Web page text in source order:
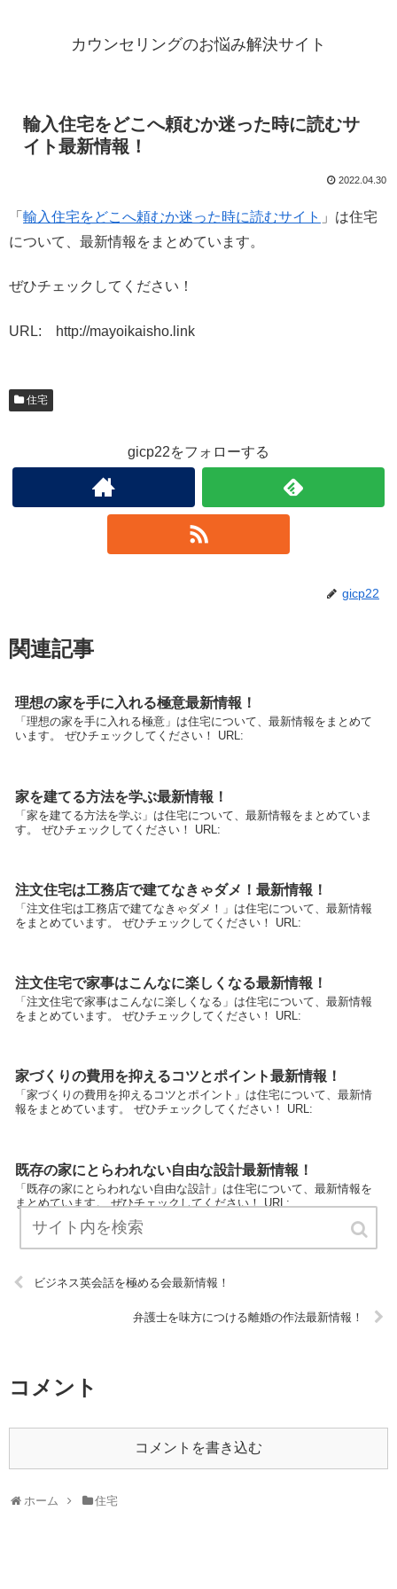
カウンセリングのお悩み解決サイト
輸入住宅をどこへ頼むか迷った時に読むサ
イト最新情報！
2022.04.30
「 輸入住宅をどこへ頼むか迷った時に読むサイト 」は住宅
について、最新情報をまとめています。
ぜひチェックしてください！
URL: http://mayoikaisho.link
住宅
gicp22をフォローする
gicp22
関連記事
理想の家を手に入れる極意最新情報！
「理想の家を手に入れる極意」は住宅について、最新情報をまとめて
います。 ぜひチェックしてください！ URL:
家を建てる方法を学ぶ最新情報！
「家を建てる方法を学ぶ」は住宅について、最新情報をまとめていま
す。 ぜひチェックしてください！ URL:
注文住宅は工務店で建てなきゃダメ！最新情報！
「注文住宅は工務店で建てなきゃダメ！」は住宅について、最新情報
をまとめています。 ぜひチェックしてください！ URL:
注文住宅で家事はこんなに楽しくなる最新情報！
「注文住宅で家事はこんなに楽しくなる」は住宅について、最新情報
をまとめています。 ぜひチェックしてください！ URL:
家づくりの費用を抑えるコツとポイント最新情報！
「家づくりの費用を抑えるコツとポイント」は住宅について、最新情
報をまとめています。 ぜひチェックしてください！ URL:
既存の家にとらわれない自由な設計最新情報！
「既存の家にとらわれない自由な設計」は住宅について、最新情報を
まとめています。 ぜひチェックしてください！ URL:
ビジネス英会話を極める会最新情報！
弁護士を味方につける離婚の作法最新情報！
コメント
コメントを書き込む
ホーム 住宅